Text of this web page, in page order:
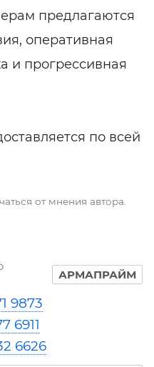
предлагаются
оперативная
и прогрессивная
по всей
от мнения автора.
АРМАПРАЙМ
9873
6911
6626